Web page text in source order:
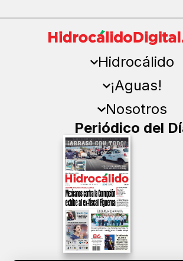
Hidrocálido
¡Aguas!
Nosotros
Periódico del